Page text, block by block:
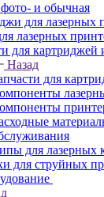
и обычная
для
лазерных
для картриджей
Назад
для
для лазерных
для струйных